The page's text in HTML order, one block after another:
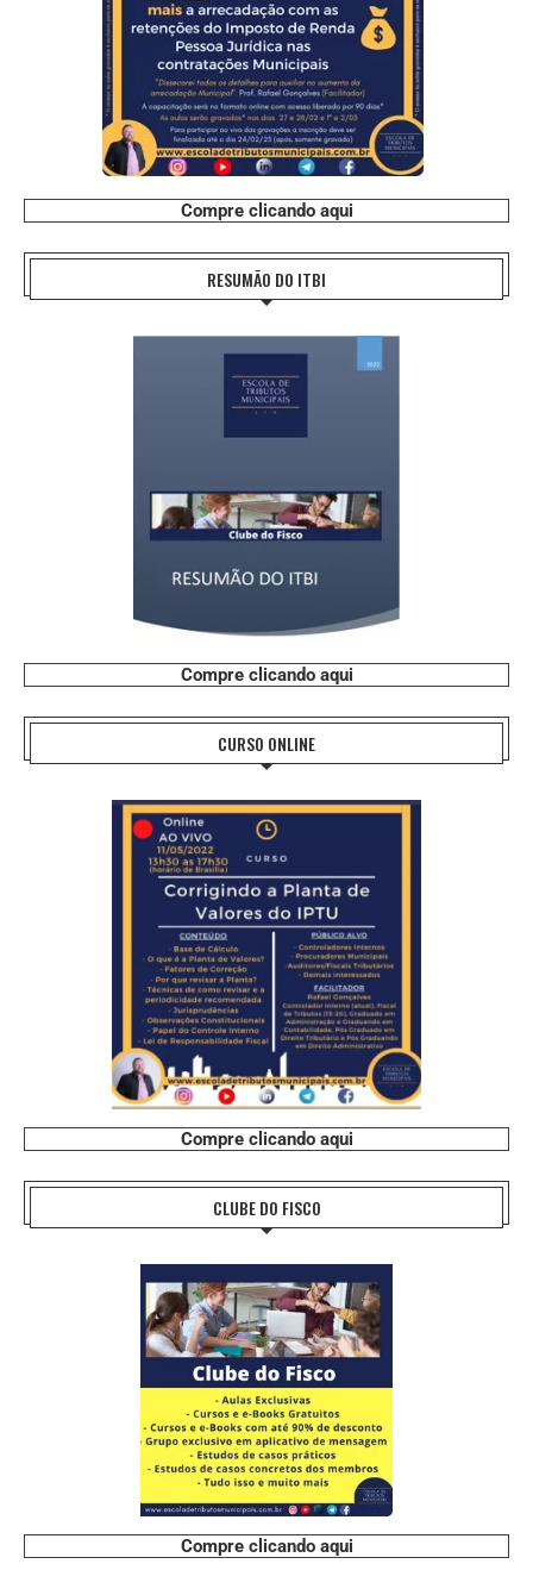
Compre clicando aqui
RESUMÃO DO ITBI
Compre clicando aqui
CURSO ONLINE
Compre clicando aqui
CLUBE DO FISCO
Compre clicando aqui